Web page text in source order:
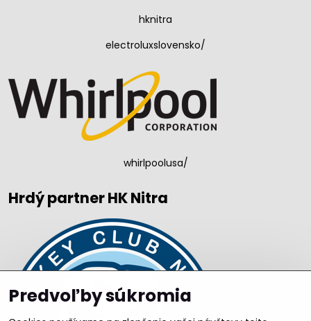
hknitra
electroluxslovensko/
whirlpoolusa/
Hrdý partner HK Nitra
Predvoľby súkromia